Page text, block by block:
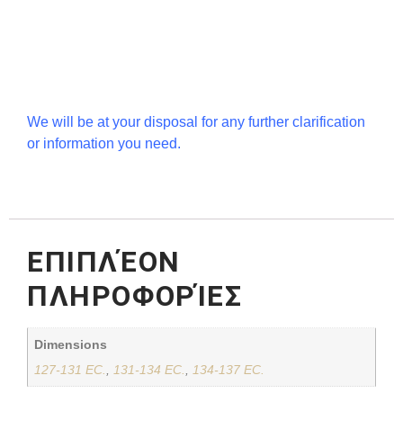
We will be at your disposal for any further clarification
or information you need.
ΕΠΙΠΛΈΟΝ
ΠΛΗΡΟΦΟΡΊΕΣ
Dimensions
127-131 EC.
131-134 EC. 134-137 EC.